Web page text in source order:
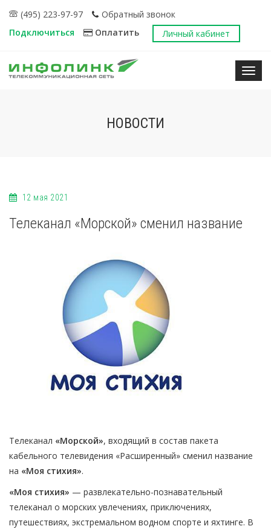
(495) 223-97-97
Обратный звонок
Подключиться
Оплатить Личный кабинет
НОВОСТИ
12 мая 2021
Телеканал «Морской» сменил название
Телеканал «Морской», входящий в состав пакета
кабельного телевидения «Расширенный» сменил название
на «Моя стихия».
«Моя стихия» — развлекательно-познавательный
телеканал о морских увлечениях, приключениях,
путешествиях, экстремальном водном спорте и яхтинге. В